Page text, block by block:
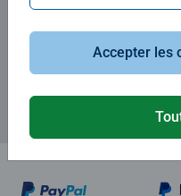
Abonnez-vous à
Accepter les